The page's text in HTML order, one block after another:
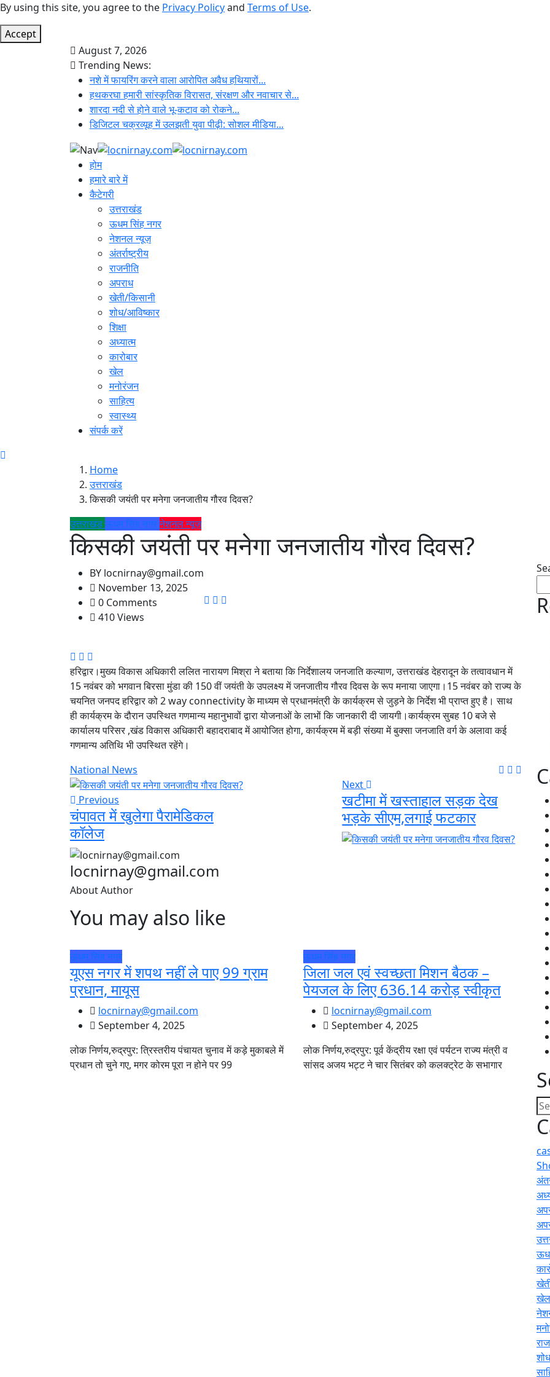
By using this site, you agree to the Privacy Policyand Terms of Use.
Accept
August 7, 2026
Trending News:
नशे में फायरिंग करने वाला आरोपित अवैध हथियारों...
हथकरघा हमारी सांस्कृतिक विरासत, संरक्षण और नवाचार से...
शारदा नदी से होने वाले भू-कटाव को रोकने...
डिजिटल चक्रव्यूह में उलझती युवा पीढ़ी: सोशल मीडिया...
होम
हमारे बारे में
कैटेगरी
उत्तराखंड
ऊधम सिंह नगर
नेशनल न्यूज़
अंतर्राष्ट्रीय
राजनीति
अपराध
खेती/किसानी
शोध/आविष्कार
शिक्षा
अध्यात्म
कारोबार
खेल
मनोरंजन
साहित्य
स्वास्थ्य
संपर्क करें
Home
उत्तराखंड
किसकी जयंती पर मनेगा जनजातीय गौरव दिवस?
उत्तराखंडऊधम सिंह नगरनेशनल न्यूज़
किसकी जयंती पर मनेगा जनजातीय गौरव दिवस?
BY locnirnay@gmail.com
November 13, 2025
0 Comments
410 Views
हरिद्वार।मुख्य विकास अधिकारी ललित नारायण मिश्रा ने बताया कि निर्देशालय जनजाति कल्याण, उत्तराखंड देहरादून के तत्वावधान में
15 नवंबर को भगवान बिरसा मुंडा की 150 वीं जयंती के उपलक्ष्य में जनजातीय गौरव दिवस के रूप मनाया जाएगा।15 नवंबर को राज्य के
चयनित जनपद हरिद्वार को 2 way connectivity के माध्यम से प्रधानमंत्री के कार्यक्रम से जुड़ने के निर्देश भी प्राप्त हुए है। साथ
ही कार्यक्रम के दौरान उपस्थित गणमान्य महानुभावों द्वारा योजनाओं के लाभों कि जानकारी दी जायगी।कार्यक्रम सुबह 10 बजे से
कार्यालय परिसर ,खंड विकास अधिकारी बहादराबाद में आयोजित होगा, कार्यक्रम में बड़ी संख्या में बुक्सा जनजाति वर्ग के अलावा कई
गणमान्य अतिथि भी उपस्थित रहेंगे।
National News
Previous
चंपावत में खुलेगा पैरामेडिकल
कॉलेज
Next
खटीमा में खस्ताहाल सड़क देख
भड़के सीएम,लगाई फटकार
locnirnay@gmail.com
About Author
You may also like
ऊधम सिंह नगर
यूएस नगर में शपथ नहीं ले पाए 99 ग्राम
प्रधान, मायूस
locnirnay@gmail.com
September 4, 2025
लोक निर्णय,रुद्रपुर: त्रिस्तरीय पंचायत चुनाव में कड़े मुकाबले में
प्रधान तो चुने गए, मगर कोरम पूरा न होने पर 99
ऊधम सिंह नगर
जिला जल एवं स्वच्छता मिशन बैठक –
पेयजल के लिए 636.14 करोड़ स्वीकृत
locnirnay@gmail.com
September 4, 2025
लोक निर्णय,रुद्रपुर: पूर्व केंद्रीय रक्षा एवं पर्यटन राज्य मंत्री व
सांसद अजय भट्ट ने चार सितंबर को कलक्ट्रेट के सभागार
खेल